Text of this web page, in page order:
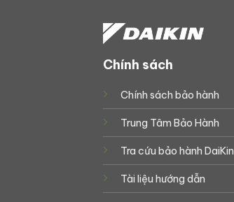
Chính sách
Chính sách bảo hành
Trung Tâm Bảo Hành
Tra cứu bảo hành DaiKin
Tài liệu hướng dẫn